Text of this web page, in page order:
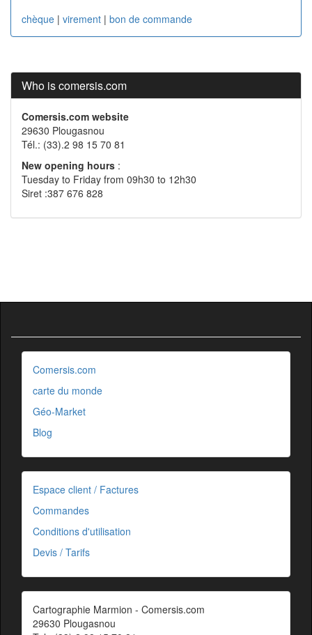
chèque | virement | bon de commande
Who is comersis.com
Comersis.com website
29630 Plougasnou
Tél.: (33).2 98 15 70 81
New opening hours :
Tuesday to Friday from 09h30 to 12h30
Siret :387 676 828
Comersis.com
carte du monde
Géo-Market
Blog
Espace client / Factures
Commandes
Conditions d'utilisation
Devis / Tarifs
Cartographie Marmion - Comersis.com
29630 Plougasnou